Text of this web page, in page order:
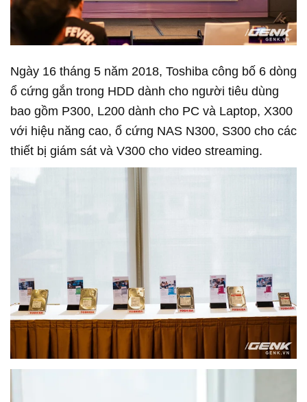
Ngày 16 tháng 5 năm 2018, Toshiba công bố 6 dòng
ổ cứng gắn trong HDD dành cho người tiêu dùng
bao gồm P300, L200 dành cho PC và Laptop, X300
với hiệu năng cao, ổ cứng NAS N300, S300 cho các
thiết bị giám sát và V300 cho video streaming.